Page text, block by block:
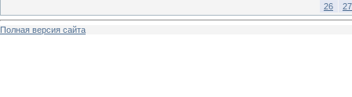
26
27
Полная версия сайта